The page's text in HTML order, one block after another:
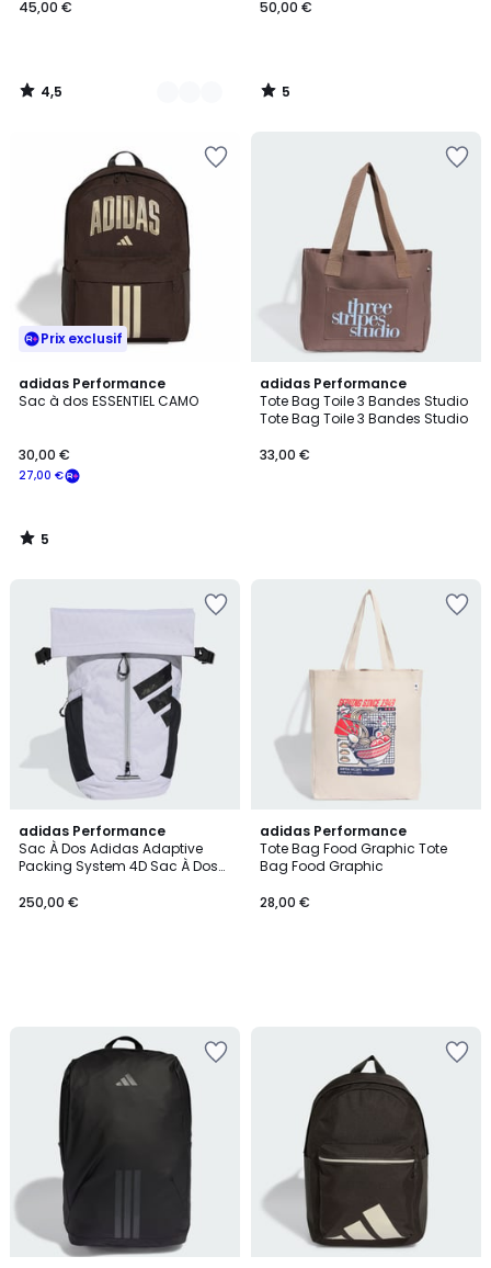
45,00 €
4,5
/
50,00 €
5
/
Prix exclusif
adidas Performance
Sac à dos ESSENTIEL CAMO
27,00 €
30,00 €
5
/
5
/
adidas Performance
Tote Bag Toile 3 Bandes Studio
Tote Bag Toile 3 Bandes Studio
33,00 €
adidas Performance
Sac À Dos Adidas Adaptive
Packing System 4D Sac À Dos
System 4D
250,00 €
adidas Performance
Tote Bag Food Graphic Tote
Bag Food Graphic
28,00 €